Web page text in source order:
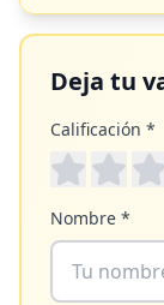
Deja tu
Calificación *
Nombre *